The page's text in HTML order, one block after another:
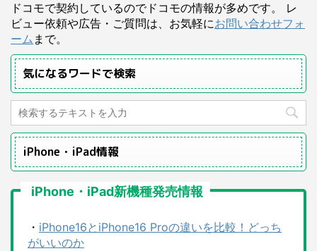
ドコモで契約しているのでドコモの情報が多めです。 レ
ビュー依頼や広告・ご質問は、お気軽にお問い合わせフォ
ーム まで。
気になるワードで検索
iPhone・iPad情報
iPhone・iPad新機種発売情報
・ iPhone16とiPhone16 Proの違いを比較！どっち
がいいのか